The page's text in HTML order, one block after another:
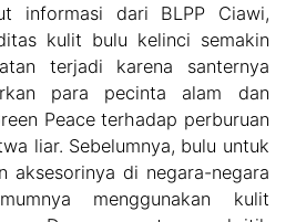
informasi dari BLPP Ciawi,
kulit bulu kelinci semakin
terjadi karena santernya
para pecinta alam dan
Peace terhadap perburuan
liar. Sebelumnya, bulu untuk
aksesorinya di negara-negara
menggunakan kulit